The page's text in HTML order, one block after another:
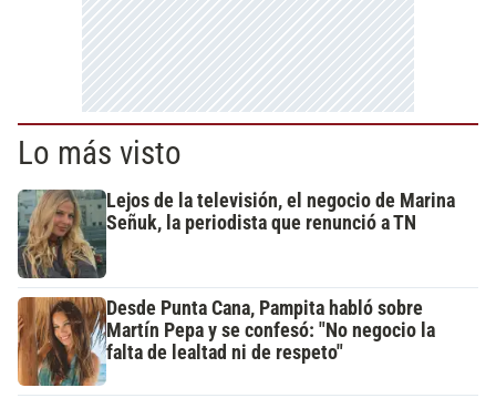
Lo más visto
Lejos de la televisión, el negocio de Marina
Señuk, la periodista que renunció a TN
Desde Punta Cana, Pampita habló sobre
Martín Pepa y se confesó: "No negocio la
falta de lealtad ni de respeto"